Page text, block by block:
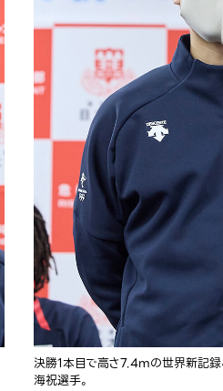
決勝1本目で高さ7.4mの世界新記録
海祝選手。